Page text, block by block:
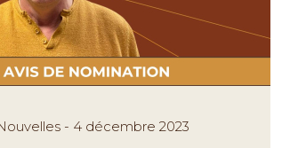
- 4 décembre 2023